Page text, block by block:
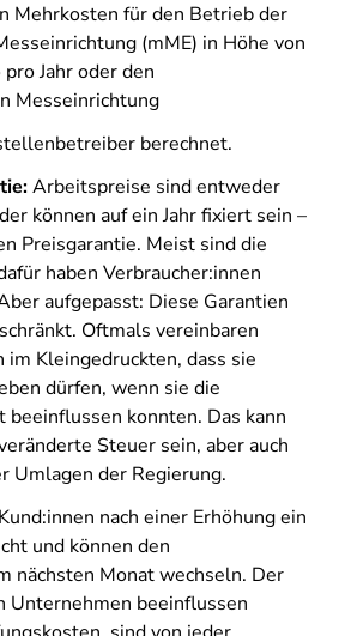
Mehrkosten für den Betrieb der
(mME) in Höhe von
Jahr oder den
Messeinrichtung
berechnet.
Arbeitspreise sind entweder
können auf ein Jahr fixiert sein –
Preisgarantie. Meist sind die
haben Verbraucher:innen
aufgepasst: Diese Garantien
Oftmals vereinbaren
im Kleingedruckten, dass sie
dürfen, wenn sie die
beeinflussen konnten. Das kann
Steuer sein, aber auch
Umlagen der Regierung.
nach einer Erhöhung ein
und können den
nächsten Monat wechseln. Der
Unternehmen beeinflussen